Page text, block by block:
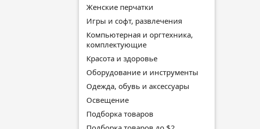
Женские перчатки
Игры и софт, развлечения
Компьютерная и оргтехника,
комплектующие
Красота и здоровье
Оборудование и инструменты
Одежда, обувь и аксессуары
Освещение
Подборка товаров